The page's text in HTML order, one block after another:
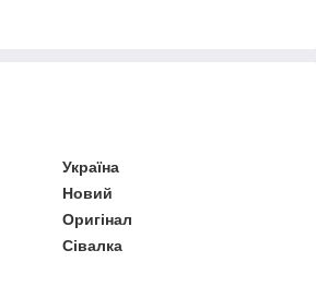
Україна
Новий
Оригінал
Сівалка